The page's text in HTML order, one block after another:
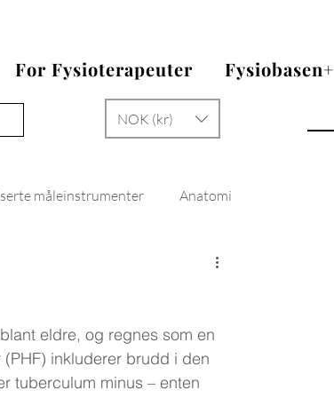
NOK (kr)
For Fysioterapeuter Fysiobasen+
måleinstrumenter Anatomi
eldre, og regnes som en
inkluderer brudd i den
tuberculum minus – enten